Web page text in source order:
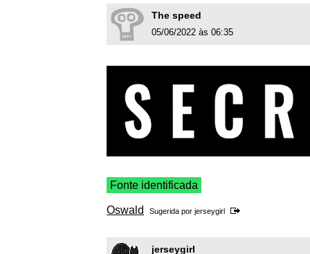
The speed
05/06/2022 às 06:35
Fonte identificada
Oswald Sugerida por jerseygirl
jerseygirl